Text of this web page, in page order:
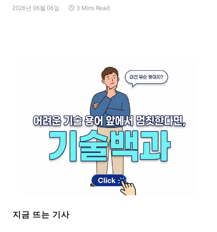
2026년 06월 06일 3 Mins Read
지금 뜨는 기사